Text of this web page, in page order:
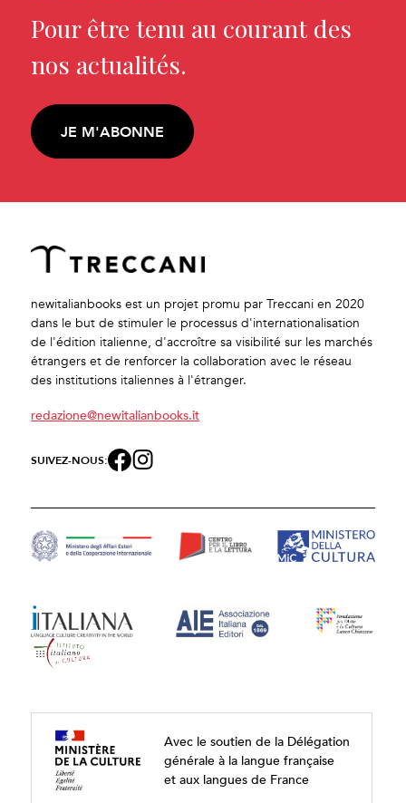
Pour être tenu au courant des
nos actualités.
JE M'ABONNE
newitalianbooks est un projet promu par Treccani en 2020
dans le but de stimuler le processus d'internationalisation
de l'édition italienne, d'accroître sa visibilité sur les marchés
étrangers et de renforcer la collaboration avec le réseau
des institutions italiennes à l'étranger.
redazione@newitalianbooks.it
SUIVEZ-NOUS:
Avec le soutien de la Délégation
générale à la langue française
et aux langues de France